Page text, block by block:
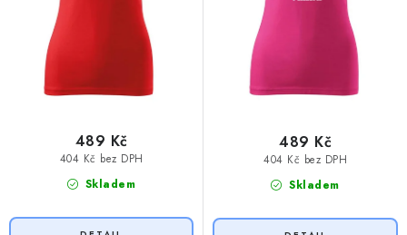
Skladem
404 Kč bez DPH
489 Kč
Skladem
404 Kč bez DPH
489 Kč